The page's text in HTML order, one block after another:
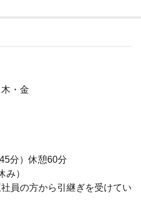
・金
分）休憩60分
み）
員の方から引継ぎを受けてい